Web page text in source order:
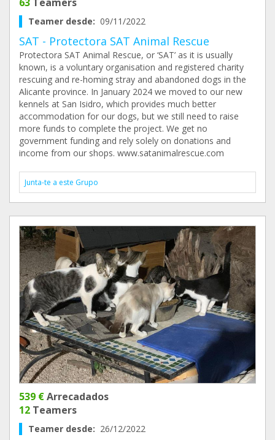
63 Teamers
Teamer desde: 09/11/2022
SAT - Protectora SAT Animal Rescue
Protectora SAT Animal Rescue, or ‘SAT’ as it is usually
known, is a voluntary organisation and registered charity
rescuing and re-homing stray and abandoned dogs in the
Alicante province. In January 2024 we moved to our new
kennels at San Isidro, which provides much better
accommodation for our dogs, but we still need to raise
more funds to complete the project. We get no
government funding and rely solely on donations and
income from our shops. www.satanimalrescue.com
Junta-te a este Grupo
539 €Arrecadados
12 Teamers
Teamer desde: 26/12/2022